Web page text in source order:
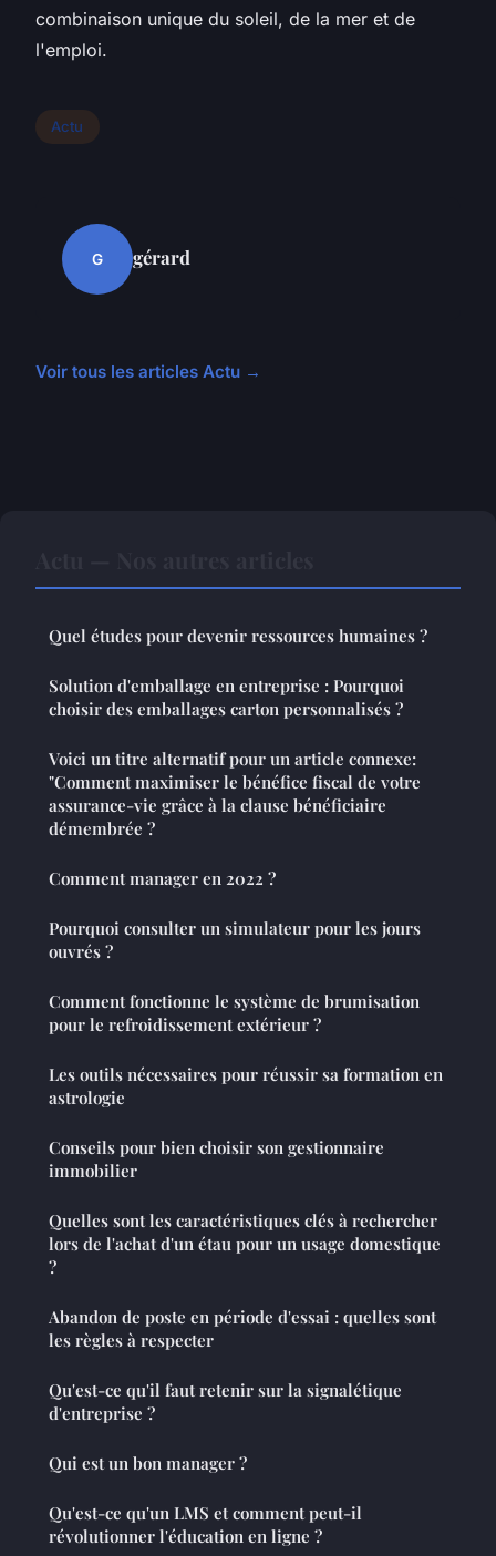
combinaison unique du soleil, de la mer et de
l'emploi.
Actu
G gérard
Voir tous les articles Actu →
Quel études pour devenir ressources humaines ?
Solution d'emballage en entreprise : Pourquoi
choisir des emballages carton personnalisés ?
Voici un titre alternatif pour un article connexe:
"Comment maximiser le bénéfice fiscal de votre
assurance-vie grâce à la clause bénéficiaire
démembrée ?
Comment manager en 2022 ?
Pourquoi consulter un simulateur pour les jours
ouvrés ?
Comment fonctionne le système de brumisation
pour le refroidissement extérieur ?
Les outils nécessaires pour réussir sa formation en
astrologie
Conseils pour bien choisir son gestionnaire
immobilier
Quelles sont les caractéristiques clés à rechercher
lors de l'achat d'un étau pour un usage domestique
?
Abandon de poste en période d'essai : quelles sont
les règles à respecter
Qu'est-ce qu'il faut retenir sur la signalétique
d'entreprise ?
Qui est un bon manager ?
Qu'est-ce qu'un LMS et comment peut-il
révolutionner l'éducation en ligne ?